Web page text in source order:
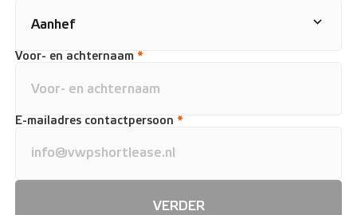
Voor- en achternaam *
E-mailadres contactpersoon *
VERDER